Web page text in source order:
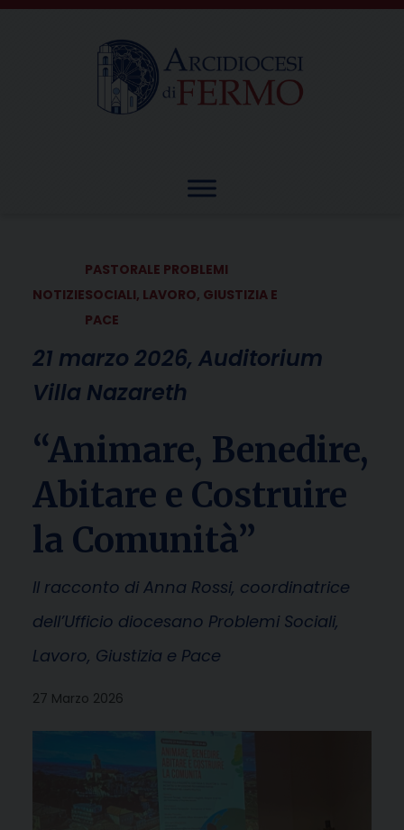
Skip
NOTIZIE
PASTORALE PROBLEMI
SOCIALI, LAVORO, GIUSTIZIA E
PACE
21 marzo 2026, Auditorium
Villa Nazareth
“Animare, Benedire,
Abitare e Costruire
la Comunità”
Il racconto di Anna Rossi, coordinatrice
dell’Ufficio diocesano Problemi Sociali,
Lavoro, Giustizia e Pace
27 Marzo 2026